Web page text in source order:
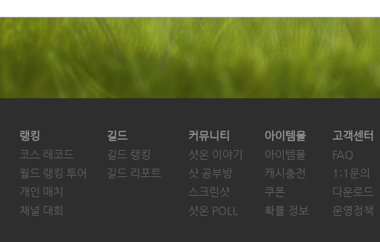
랭킹
코스 레코드
월드 랭킹 투어
개인 매치
채널 대회
길드
길드 랭킹
길드 리포트
커뮤니티
샷온 이야기
샷 공부방
스크린샷
샷온 POLL
아이템몰
아이템몰
캐시충전
쿠폰
확률 정보
고객센터
FAQ
1:1문의
다운로드
운영정책